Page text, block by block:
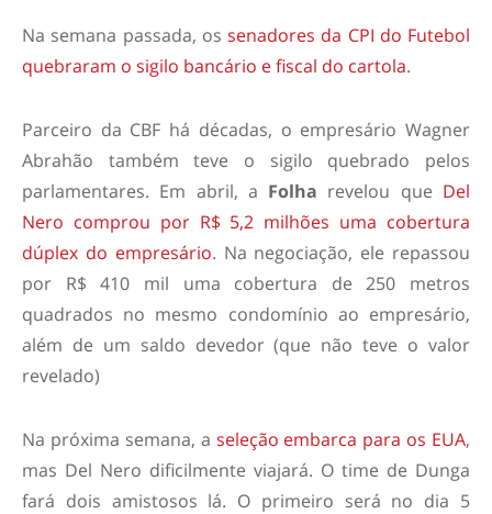
Na semana passada, os senadores da CPI do Futebol
quebraram o sigilo bancário e fiscal do cartola.
Parceiro da CBF há décadas, o empresário Wagner
Abrahão também teve o sigilo quebrado pelos
parlamentares. Em abril, a Folha revelou que Del
Nero comprou por R$ 5,2 milhões uma cobertura
dúplex do empresário. Na negociação, ele repassou
por R$ 410 mil uma cobertura de 250 metros
quadrados no mesmo condomínio ao empresário,
além de um saldo devedor (que não teve o valor
revelado)
Na próxima semana, a seleção embarca para os EUA,
mas Del Nero dificilmente viajará. O time de Dunga
fará dois amistosos lá. O primeiro será no dia 5